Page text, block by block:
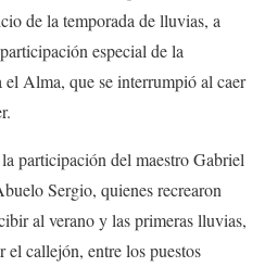
de la temporada de lluvias, a
especial de la
Alma, que se interrumpió al caer
participación del maestro Gabriel
Sergio, quienes recrearon
al verano y las primeras lluvias,
callejón, entre los puestos